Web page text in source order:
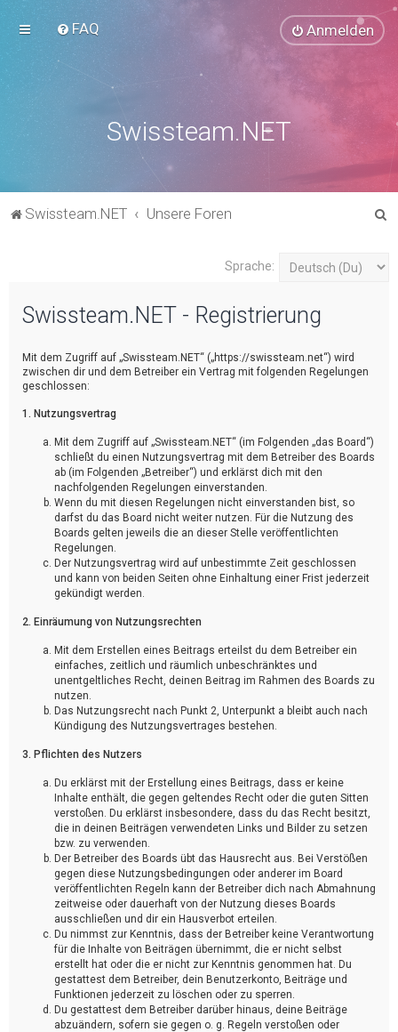
FAQ Anmelden
Swissteam.NET
Swissteam.NET Unsere Foren
Sprache:
Swissteam.NET - Registrierung
Mit dem Zugriff auf „Swissteam.NET“ („https://swissteam.net“) wird
zwischen dir und dem Betreiber ein Vertrag mit folgenden Regelungen
geschlossen:
1. Nutzungsvertrag
Mit dem Zugriff auf „Swissteam.NET“ (im Folgenden „das Board“)
schließt du einen Nutzungsvertrag mit dem Betreiber des Boards
ab (im Folgenden „Betreiber“) und erklärst dich mit den
nachfolgenden Regelungen einverstanden.
Wenn du mit diesen Regelungen nicht einverstanden bist, so
darfst du das Board nicht weiter nutzen. Für die Nutzung des
Boards gelten jeweils die an dieser Stelle veröffentlichten
Regelungen.
Der Nutzungsvertrag wird auf unbestimmte Zeit geschlossen
und kann von beiden Seiten ohne Einhaltung einer Frist jederzeit
gekündigt werden.
2. Einräumung von Nutzungsrechten
Mit dem Erstellen eines Beitrags erteilst du dem Betreiber ein
einfaches, zeitlich und räumlich unbeschränktes und
unentgeltliches Recht, deinen Beitrag im Rahmen des Boards zu
nutzen.
Das Nutzungsrecht nach Punkt 2, Unterpunkt a bleibt auch nach
Kündigung des Nutzungsvertrages bestehen.
3. Pflichten des Nutzers
Du erklärst mit der Erstellung eines Beitrags, dass er keine
Inhalte enthält, die gegen geltendes Recht oder die guten Sitten
verstoßen. Du erklärst insbesondere, dass du das Recht besitzt,
die in deinen Beiträgen verwendeten Links und Bilder zu setzen
bzw. zu verwenden.
Der Betreiber des Boards übt das Hausrecht aus. Bei Verstößen
gegen diese Nutzungsbedingungen oder anderer im Board
veröffentlichten Regeln kann der Betreiber dich nach Abmahnung
zeitweise oder dauerhaft von der Nutzung dieses Boards
ausschließen und dir ein Hausverbot erteilen.
Du nimmst zur Kenntnis, dass der Betreiber keine Verantwortung
für die Inhalte von Beiträgen übernimmt, die er nicht selbst
erstellt hat oder die er nicht zur Kenntnis genommen hat. Du
gestattest dem Betreiber, dein Benutzerkonto, Beiträge und
Funktionen jederzeit zu löschen oder zu sperren.
Du gestattest dem Betreiber darüber hinaus, deine Beiträge
abzuändern, sofern sie gegen o. g. Regeln verstoßen oder